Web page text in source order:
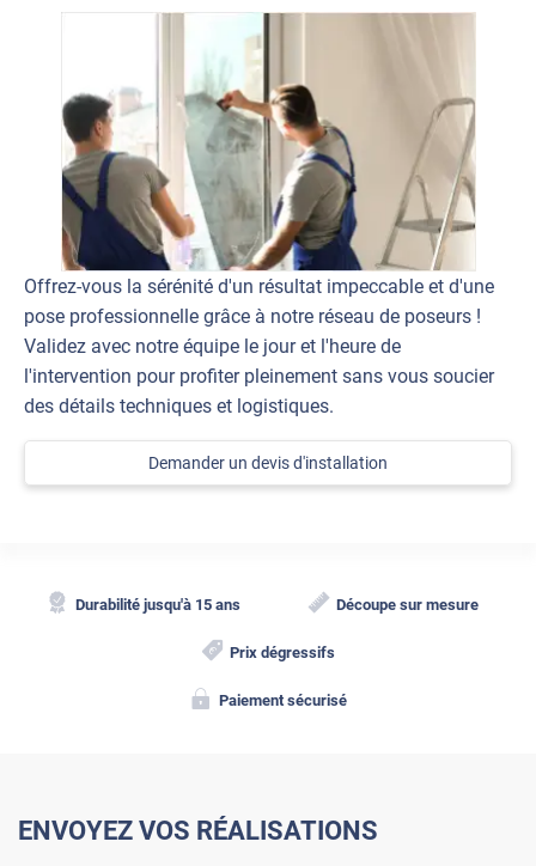
Offrez-vous la sérénité d'un résultat impeccable et d'une
pose professionnelle grâce à notre réseau de poseurs !
Validez avec notre équipe le jour et l'heure de
l'intervention pour profiter pleinement sans vous soucier
des détails techniques et logistiques.
Demander un devis d'installation
Durabilité jusqu'à 15 ans Découpe sur mesure
Prix dégressifs
Paiement sécurisé
ENVOYEZ VOS RÉALISATIONS